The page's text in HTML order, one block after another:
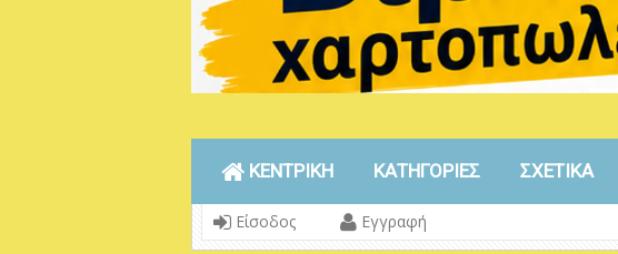
ΚΕΝΤΡΙΚΗ ΚΑΤΗΓΟΡΙΕΣ ΣΧΕΤΙΚΑ
Είσοδος Εγγραφή